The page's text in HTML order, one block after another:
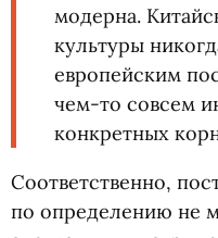
модерна.
культуры
европейским
чем-то совсем
конкретных
Соответственно,
по определению не